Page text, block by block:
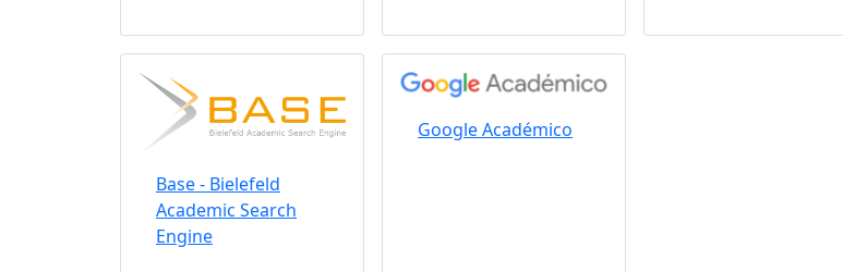
Base - Bielefeld
Academic Search
Engine
Google Académico